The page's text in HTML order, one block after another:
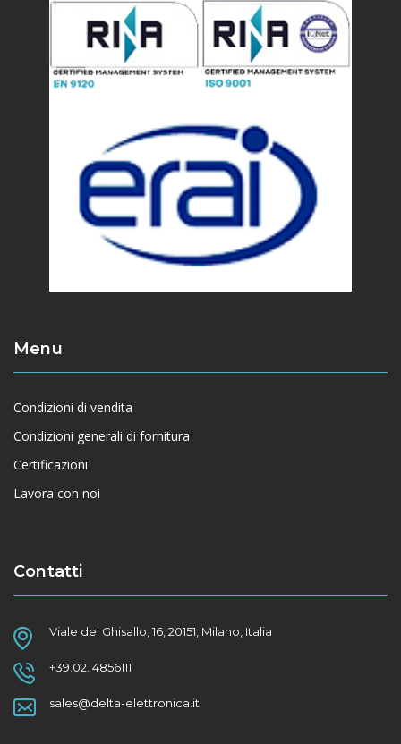
Menu
Condizioni di vendita
Condizioni generali di fornitura
Certificazioni
Lavora con noi
Contatti
Viale del Ghisallo, 16, 20151, Milano, Italia
+39.02. 4856111
sales@delta-elettronica.it